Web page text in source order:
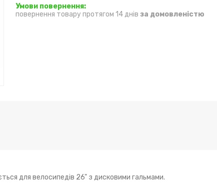
повернення товару протягом 14 днів за домовленістю
для велосипедів 26" з дисковими гальмами.